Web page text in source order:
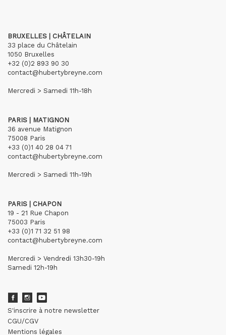
BRUXELLES | CHÂTELAIN
33 place du Châtelain
1050 Bruxelles
+32 (0)2 893 90 30
contact@hubertybreyne.com
Mercredi > Samedi 11h-18h
PARIS | MATIGNON
36 avenue Matignon
75008 Paris
+33 (0)1 40 28 04 71
contact@hubertybreyne.com
Mercredi > Samedi 11h-19h
PARIS | CHAPON
19 - 21 Rue Chapon
75003 Paris
+33 (0)1 71 32 51 98
contact@hubertybreyne.com
Mercredi > Vendredi 13h30-19h
Samedi 12h-19h
S'inscrire à notre newsletter
CGU/CGV
Mentions légales